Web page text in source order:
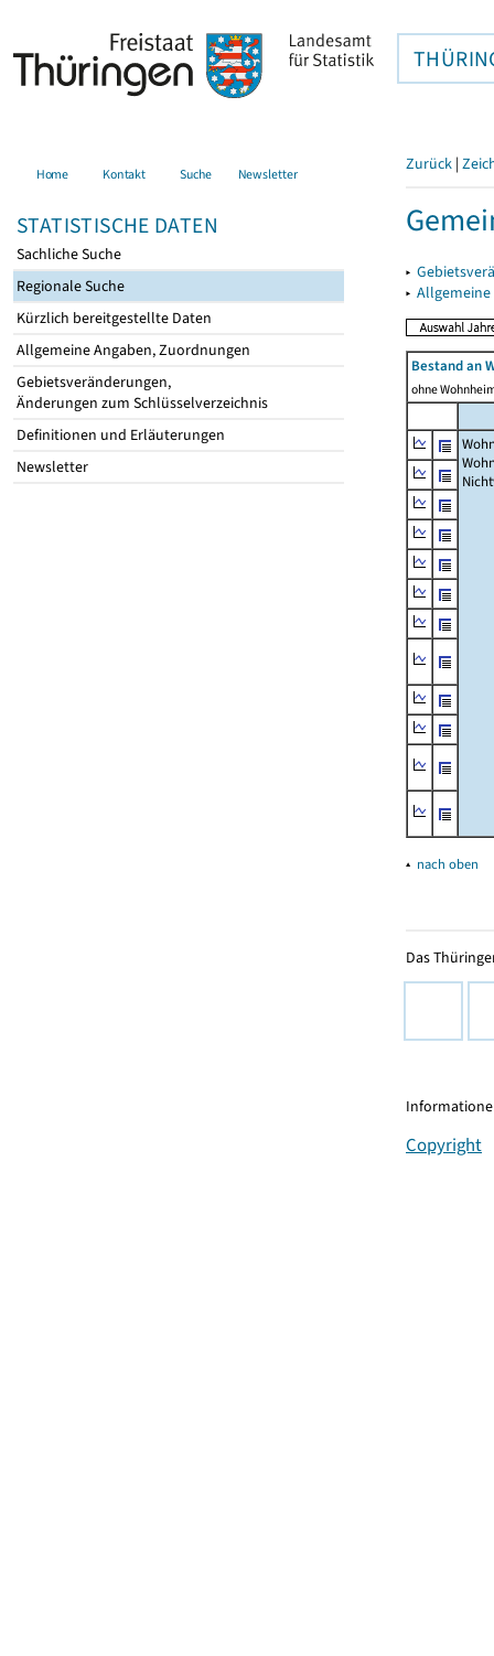
Home Kontakt Suche Newsletter
STATISTISCHE DATEN
Sachliche Suche
Regionale Suche
Kürzlich bereitgestellte Daten
Allgemeine Angaben, Zuordnungen
Gebietsveränderungen,
Änderungen zum Schlüsselverzeichnis
Definitionen und Erläuterungen
Newsletter
Zurück |
▸
▸
Bestand an
ohne
▴ nach oben
Das
Copyright